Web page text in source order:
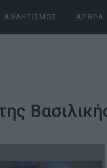
ΑΘΛΗΤΙΣΜΌΣ ΆΡΘΡΑ